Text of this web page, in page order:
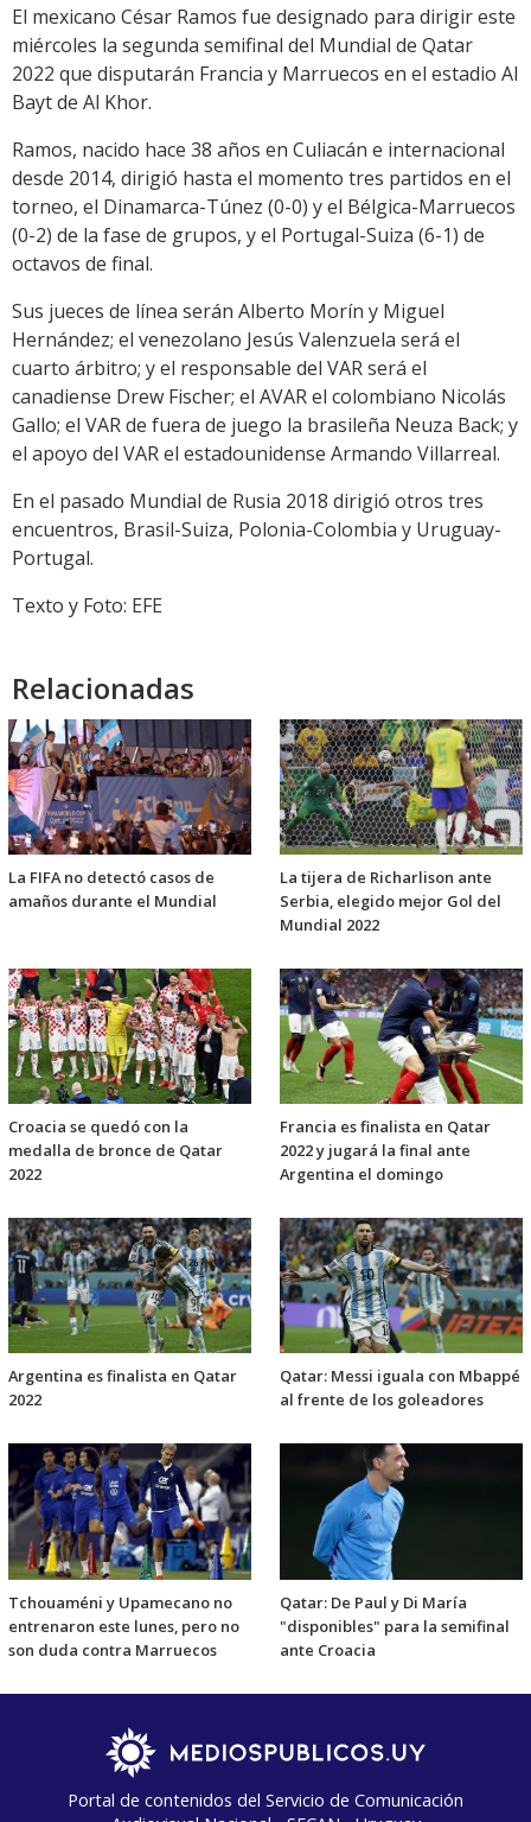
Link
El mexicano César Ramos fue designado para dirigir este
miércoles la segunda semifinal del Mundial de Qatar
2022 que disputarán Francia y Marruecos en el estadio Al
Bayt de Al Khor.
Ramos, nacido hace 38 años en Culiacán e internacional
desde 2014, dirigió hasta el momento tres partidos en el
torneo, el Dinamarca-Túnez (0-0) y el Bélgica-Marruecos
(0-2) de la fase de grupos, y el Portugal-Suiza (6-1) de
octavos de final.
Sus jueces de línea serán Alberto Morín y Miguel
Hernández; el venezolano Jesús Valenzuela será el
cuarto árbitro; y el responsable del VAR será el
canadiense Drew Fischer; el AVAR el colombiano Nicolás
Gallo; el VAR de fuera de juego la brasileña Neuza Back; y
el apoyo del VAR el estadounidense Armando Villarreal.
En el pasado Mundial de Rusia 2018 dirigió otros tres
encuentros, Brasil-Suiza, Polonia-Colombia y Uruguay-
Portugal.
Texto y Foto: EFE
Relacionadas
La FIFA no detectó casos de
amaños durante el Mundial
La tijera de Richarlison ante
Serbia, elegido mejor Gol del
Mundial 2022
Croacia se quedó con la
medalla de bronce de Qatar
2022
Francia es finalista en Qatar
2022 y jugará la final ante
Argentina el domingo
Argentina es finalista en Qatar
2022
Qatar: Messi iguala con Mbappé
al frente de los goleadores
Tchouaméni y Upamecano no
entrenaron este lunes, pero no
son duda contra Marruecos
Qatar: De Paul y Di María
"disponibles" para la semifinal
ante Croacia
Portal de contenidos del Servicio de Comunicación